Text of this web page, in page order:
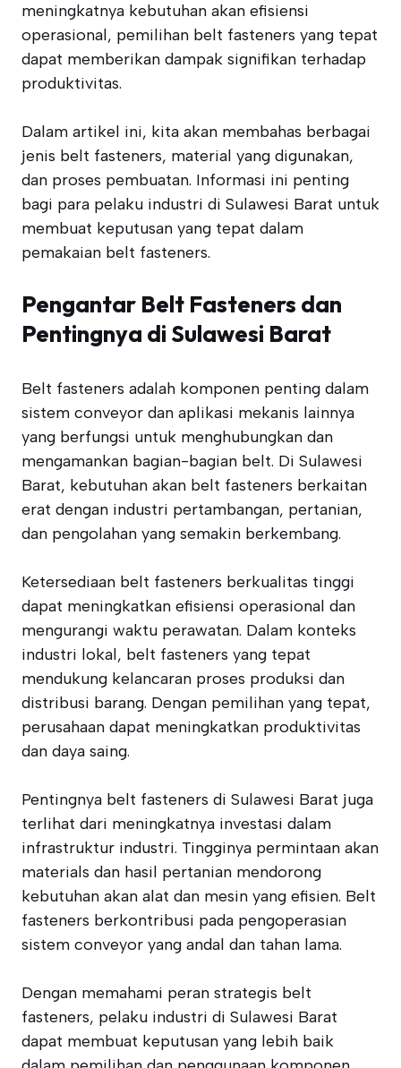
meningkatnya kebutuhan akan efisiensi
operasional, pemilihan belt fasteners yang tepat
dapat memberikan dampak signifikan terhadap
produktivitas.
Dalam artikel ini, kita akan membahas berbagai
jenis belt fasteners, material yang digunakan,
dan proses pembuatan. Informasi ini penting
bagi para pelaku industri di Sulawesi Barat untuk
membuat keputusan yang tepat dalam
pemakaian belt fasteners.
Pengantar Belt Fasteners dan
Pentingnya di Sulawesi Barat
Belt fasteners adalah komponen penting dalam
sistem conveyor dan aplikasi mekanis lainnya
yang berfungsi untuk menghubungkan dan
mengamankan bagian-bagian belt. Di Sulawesi
Barat, kebutuhan akan belt fasteners berkaitan
erat dengan industri pertambangan, pertanian,
dan pengolahan yang semakin berkembang.
Ketersediaan belt fasteners berkualitas tinggi
dapat meningkatkan efisiensi operasional dan
mengurangi waktu perawatan. Dalam konteks
industri lokal, belt fasteners yang tepat
mendukung kelancaran proses produksi dan
distribusi barang. Dengan pemilihan yang tepat,
perusahaan dapat meningkatkan produktivitas
dan daya saing.
Pentingnya belt fasteners di Sulawesi Barat juga
terlihat dari meningkatnya investasi dalam
infrastruktur industri. Tingginya permintaan akan
materials dan hasil pertanian mendorong
kebutuhan akan alat dan mesin yang efisien. Belt
fasteners berkontribusi pada pengoperasian
sistem conveyor yang andal dan tahan lama.
Dengan memahami peran strategis belt
fasteners, pelaku industri di Sulawesi Barat
dapat membuat keputusan yang lebih baik